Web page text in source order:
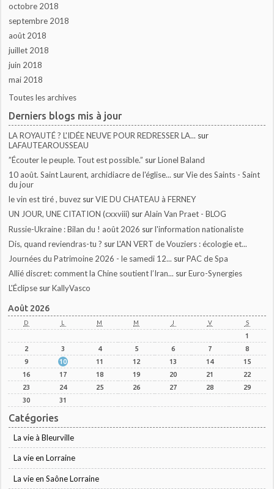
octobre 2018
septembre 2018
août 2018
juillet 2018
juin 2018
mai 2018
Toutes les archives
Derniers blogs mis à jour
LA ROYAUTÉ ? L'IDÉE NEUVE POUR REDRESSER LA... sur
LAFAUTEAROUSSEAU
”Écouter le peuple. Tout est possible.” surLionel Baland
10 août. Saint Laurent, archidiacre de l'église... surVie des Saints - Saint
du jour
le vin est tiré , buvez surVIE DU CHATEAU à FERNEY
UN JOUR, UNE CITATION (cxxviii) surAlain Van Praet - BLOG
Russie-Ukraine : Bilan du ! août 2026 surl'information nationaliste
Dis, quand reviendras-tu ? surL'AN VERT de Vouziers : écologie et...
Journées du Patrimoine 2026 - le samedi 12... surPAC de Spa
Allié discret: comment la Chine soutient l’Iran... surEuro-Synergies
L'Éclipse surKallyVasco
Août 2026
D L M M J V S
1
2
3 4 5 6 7
8
9
10 11 12 13 14
15
16
17 18 19 20 21
22
23
24 25 26 27 28
29
30
31
Catégories
La vie à Bleurville
La vie en Lorraine
La vie en Saône Lorraine